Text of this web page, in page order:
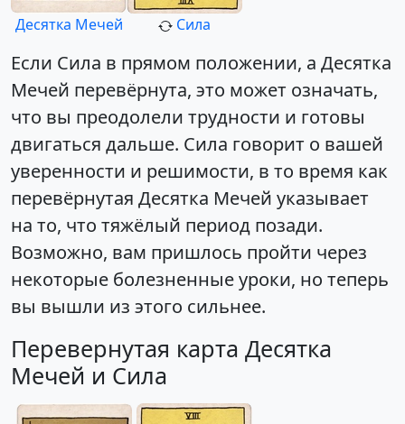
Десятка Мечей Сила
Если Сила в прямом положении, а Десятка
Мечей перевёрнута, это может означать,
что вы преодолели трудности и готовы
двигаться дальше. Сила говорит о вашей
уверенности и решимости, в то время как
перевёрнутая Десятка Мечей указывает
на то, что тяжёлый период позади.
Возможно, вам пришлось пройти через
некоторые болезненные уроки, но теперь
вы вышли из этого сильнее.
Перевернутая карта Десятка
Мечей и Сила